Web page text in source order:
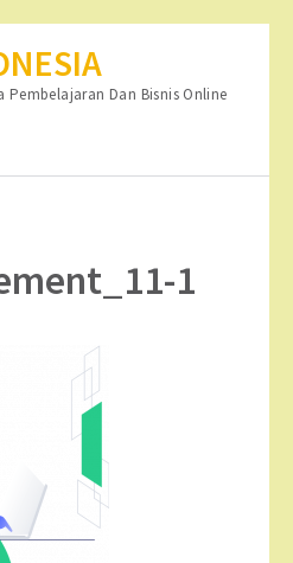
Pembelajaran Dan Bisnis Online
1